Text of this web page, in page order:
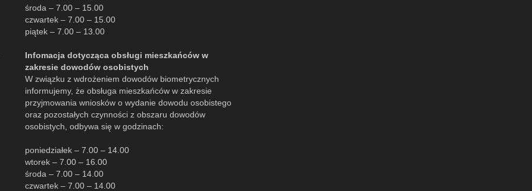
środa – 7.00 – 15.00
czwartek – 7.00 – 15.00
piątek – 7.00 – 13.00
Infomacja dotycząca obsługi mieszkańców w
zakresie dowodów osobistych
W związku z wdrożeniem dowodów biometrycznych
informujemy, że obsługa mieszkańców w zakresie
przyjmowania wniosków o wydanie dowodu osobistego
oraz pozostałych czynności z obszaru dowodów
osobistych, odbywa się w godzinach:
poniedziałek – 7.00 – 14.00
wtorek – 7.00 – 16.00
środa – 7.00 – 14.00
czwartek – 7.00 – 14.00